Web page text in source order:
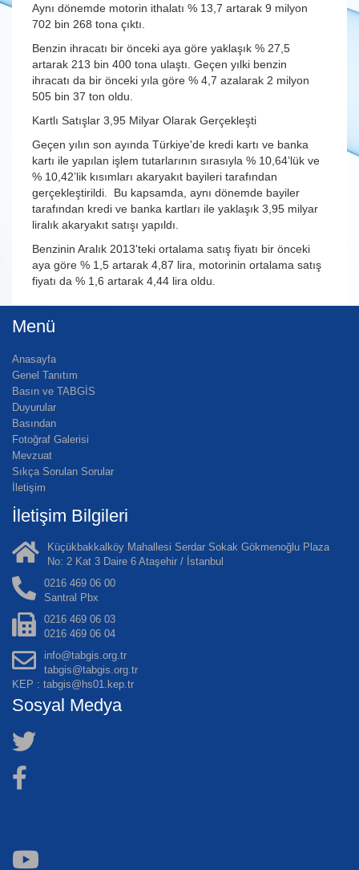
Aynı dönemde motorin ithalatı % 13,7 artarak 9 milyon
702 bin 268 tona çıktı.
Benzin ihracatı bir önceki aya göre yaklaşık % 27,5
artarak 213 bin 400 tona ulaştı. Geçen yılki benzin
ihracatı da bir önceki yıla göre % 4,7 azalarak 2 milyon
505 bin 37 ton oldu.
Kartlı Satışlar 3,95 Milyar Olarak Gerçekleşti
Geçen yılın son ayında Türkiye'de kredi kartı ve banka
kartı ile yapılan işlem tutarlarının sırasıyla % 10,64’lük ve
% 10,42’lik kısımları akaryakıt bayileri tarafından
gerçekleştirildi. Bu kapsamda, aynı dönemde bayiler
tarafından kredi ve banka kartları ile yaklaşık 3,95 milyar
liralık akaryakıt satışı yapıldı.
Benzinin Aralık 2013'teki ortalama satış fiyatı bir önceki
aya göre % 1,5 artarak 4,87 lira, motorinin ortalama satış
fiyatı da % 1,6 artarak 4,44 lira oldu.
Menü
Anasayfa
Genel Tanıtım
Basın ve TABGİS
Duyurular
Basından
Fotoğraf Galerisi
Mevzuat
Sıkça Sorulan Sorular
İletişim
İletişim Bilgileri
Küçükbakkalköy Mahallesi Serdar Sokak Gökmenoğlu Plaza
No: 2 Kat 3 Daire 6 Ataşehir / İstanbul
0216 469 06 00
Santral Pbx
0216 469 06 03
0216 469 06 04
info@tabgis.org.tr
tabgis@tabgis.org.tr
KEP : tabgis@hs01.kep.tr
Sosyal Medya